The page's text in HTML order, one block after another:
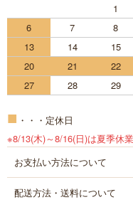
1
6
7 8
13
14 15
20
21 22
27
28 29
■ ・・・定休日
※8/13(木)～8/16(日)は夏季休
お支払い方法について
配送方法・送料について